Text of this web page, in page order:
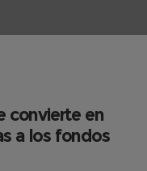
convierte en
a los fondos